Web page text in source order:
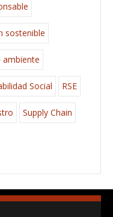
sostenible
ambiente
Social RSE
Supply Chain